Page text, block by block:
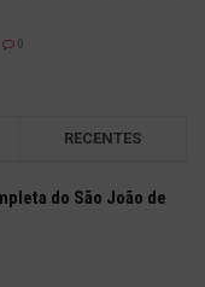
RECENTES
do São João de